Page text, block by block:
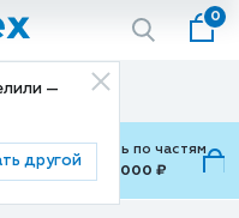
—
другой
0
доставки
Можно оплатить по частям
от 700 ₽ до 15,000 ₽